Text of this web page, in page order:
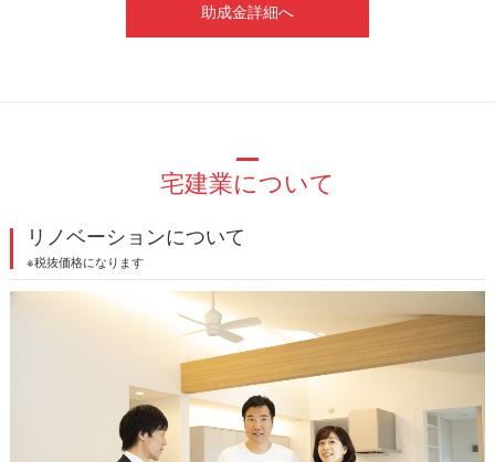
助成金詳細へ
宅建業について
リノベーションについて
※税抜価格になります